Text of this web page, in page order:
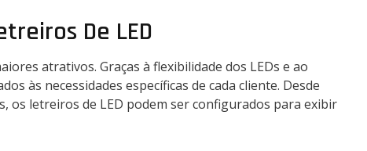
De LED
atrativos. Graças à flexibilidade dos LEDs e ao
às necessidades específicas de cada cliente. Desde
os letreiros de LED podem ser configurados para exibir